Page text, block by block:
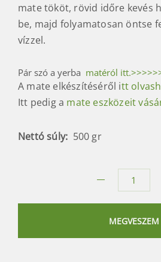
matetököt, rövid időre kevés
be, majd folyamatosan öntse
vízzel.
Pár szó a yerba matéról
A mate elkészítéséről itt
Itt pedig a mate eszközeit
Nettó súly: 500 gr
MEGVESZEM